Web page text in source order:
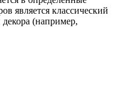
является классический
декора (например,